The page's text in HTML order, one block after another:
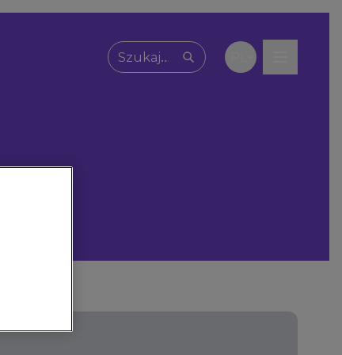
Wpisz, czego szukasz